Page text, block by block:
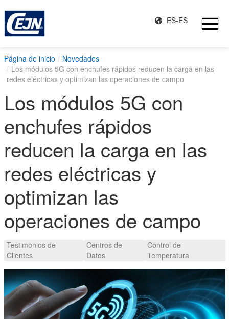
ES-ES
Página de inicio
Novedades
Los módulos 5G con enchufes rápidos reducen la carga en las
redes eléctricas y optimizan las operaciones de campo
Los módulos 5G con
enchufes rápidos
reducen la carga en las
redes eléctricas y
optimizan las
operaciones de campo
Testimonios de
Clientes
Centros de
Datos
Control de
Temperatura